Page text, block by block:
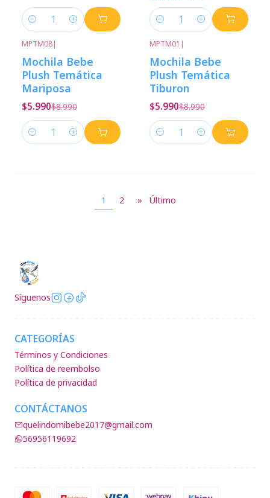
Cantidad Cantidad
MPTM08|
Mochila Bebe
Plush Temática
Mariposa
$5.990$8.990
Cantidad
MPTM01 |
Mochila Bebe
Plush Temática
Tiburon
$5.990$8.990
Cantidad
1 2 » Último
Síguenos
CATEGORÍAS
Términos y Condiciones
Política de reembolso
Política de privacidad
CONTÁCTANOS
quelindomibebe2017@gmail.com
56956119692